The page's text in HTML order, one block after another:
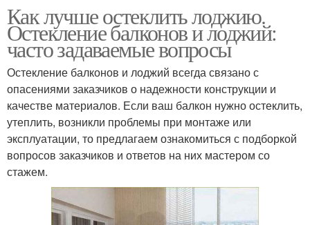
Как лучше остеклить лоджию.
Остекление балконов и лоджий:
часто задаваемые вопросы
Остекление балконов и лоджий всегда связано с
опасениями заказчиков о надежности конструкции и
качестве материалов. Если ваш балкон нужно остеклить,
утеплить, возникли проблемы при монтаже или
эксплуатации, то предлагаем ознакомиться с подборкой
вопросов заказчиков и ответов на них мастером со
стажем.